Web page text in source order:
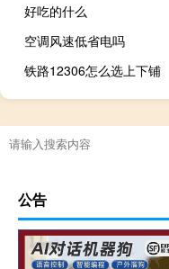
好吃的什么
空调风速低省电吗
铁路12306怎么选上下铺
公告